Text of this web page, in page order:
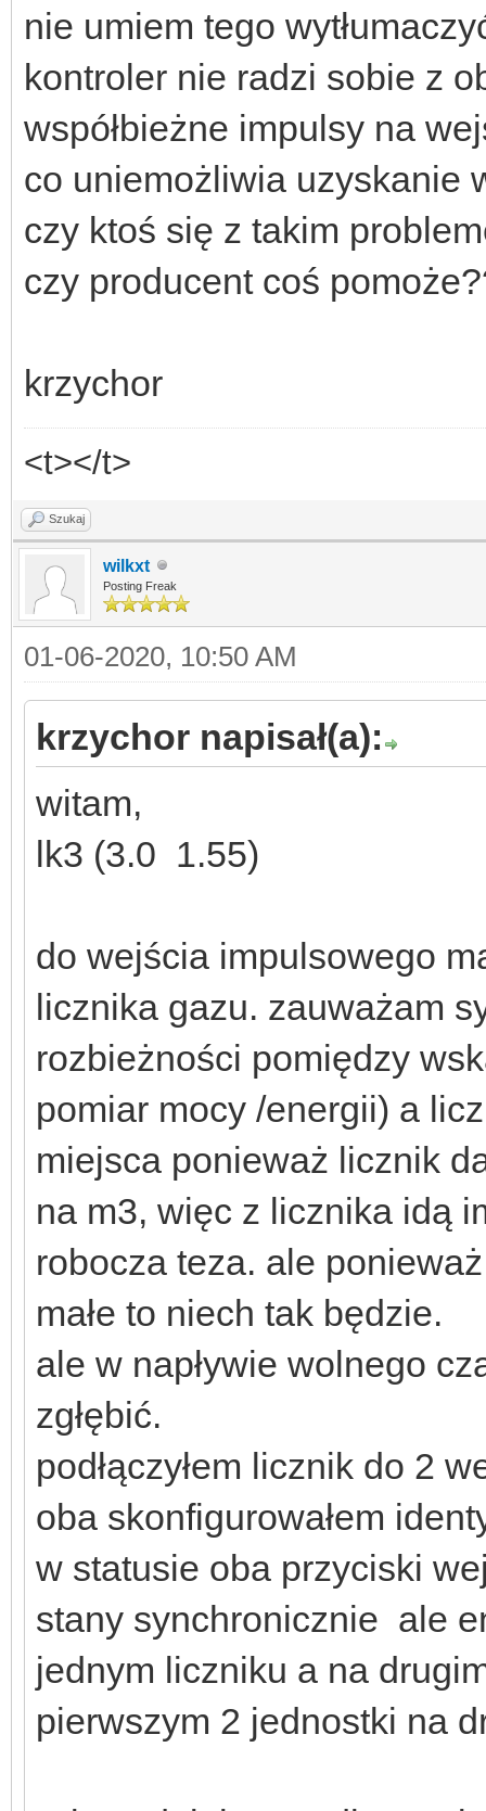
nie umiem tego
kontroler nie radzi sobie z
współbieżne impulsy na
co uniemożliwia uzyskanie
czy ktoś się z takim
czy producent coś
krzychor
<t></t>
Szukaj
wilkxt
Posting Freak
01-06-2020, 10:50 AM
krzychor napisał(a):
witam,
lk3 (3.0 1.55)
do wejścia impulsowego
licznika gazu. zauważam
rozbieżności pomiędzy
pomiar mocy /energii) a
miejsca ponieważ licznik
na m3, więc z licznika idą
robocza teza. ale
małe to niech tak będzie.
ale w napływie wolnego
zgłębić.
podłączyłem licznik do 2
oba skonfigurowałem
w statusie oba przyciski
stany synchronicznie ale
jednym liczniku a na
pierwszym 2 jednostki na